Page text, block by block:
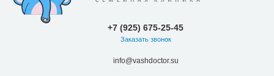
+7 (925) 675-25-45
Заказать звонок
info@vashdoctor.su